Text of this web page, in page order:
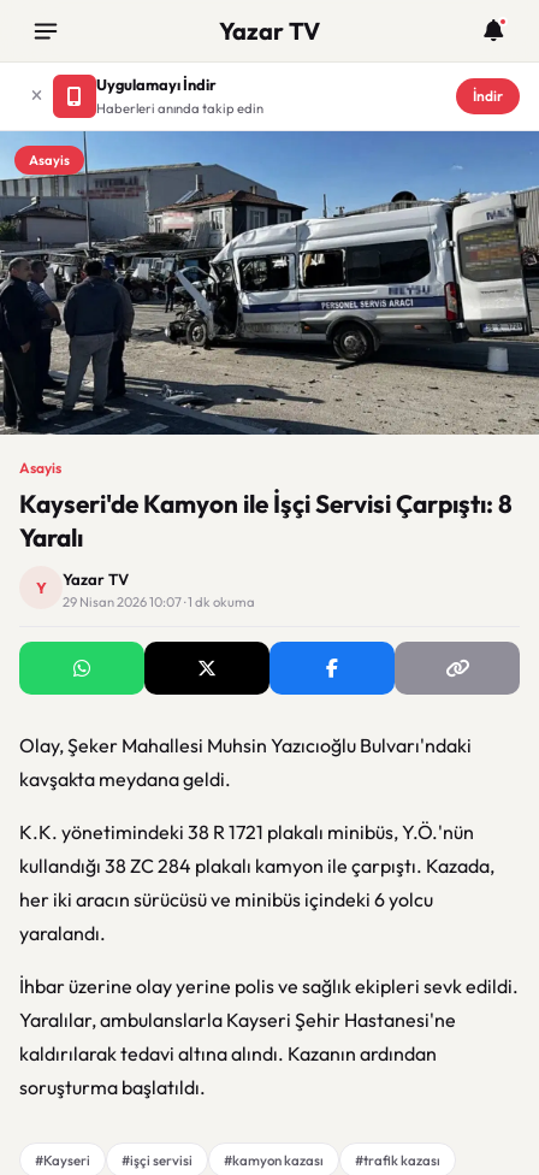
Yazar TV
Uygulamayı İndir
Haberleri anında takip edin
İndir
Asayis
Asayis
Kayseri'de Kamyon ile İşçi Servisi Çarpıştı: 8
Yaralı
Y Yazar TV
29 Nisan 2026 10:07 · 1 dk okuma
Olay, Şeker Mahallesi Muhsin Yazıcıoğlu Bulvarı'ndaki
kavşakta meydana geldi.
K.K. yönetimindeki 38 R 1721 plakalı minibüs, Y.Ö.'nün
kullandığı 38 ZC 284 plakalı kamyon ile çarpıştı. Kazada,
her iki aracın sürücüsü ve minibüs içindeki 6 yolcu
yaralandı.
İhbar üzerine olay yerine polis ve sağlık ekipleri sevk edildi.
Yaralılar, ambulanslarla Kayseri Şehir Hastanesi'ne
kaldırılarak tedavi altına alındı. Kazanın ardından
soruşturma başlatıldı.
#Kayseri #işçi servisi #kamyon kazası
#trafik kazası